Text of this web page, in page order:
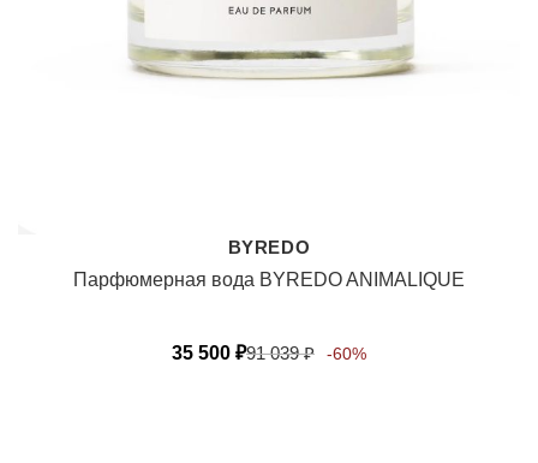
BYREDO
Парфюмерная вода BYREDO ANIMALIQUE
35 500 ₽91 039₽ -60%